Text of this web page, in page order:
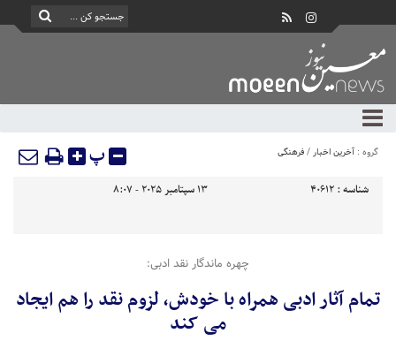
گروه : آخرین اخبار/فرهنگی پ
شناسه : 40612 13 سپتامبر 2025 - 8:07
چهره ماندگار نقد ادبی:
تمام آثار ادبی همراه با خودش، لزوم نقد را هم ایجاد
می کند